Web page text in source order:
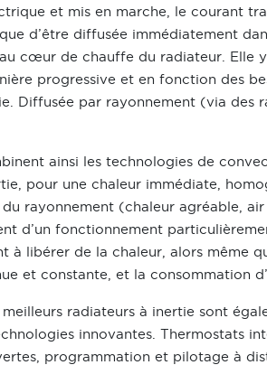
et mis en marche, le courant
d’être diffusée immédiatement
cœur de chauffe du radiateur. Elle
progressive et en fonction des
Diffusée par rayonnement (via des
ainsi les technologies de
pour une chaleur immédiate,
rayonnement (chaleur agréable, air
d’un fonctionnement
libérer de la chaleur, alors même
et constante, et la consommation
radiateurs à inertie sont
innovantes. Thermostats
programmation et pilotage à